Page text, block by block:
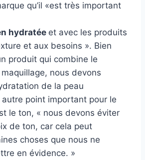
qu’il «est très important
hydratée et avec les produits
et aux besoins ». Bien
produit qui combine le
nous devons
de la peau
point important pour le
le ton, « nous devons éviter
de ton, car cela peut
choses que nous ne
en évidence. »